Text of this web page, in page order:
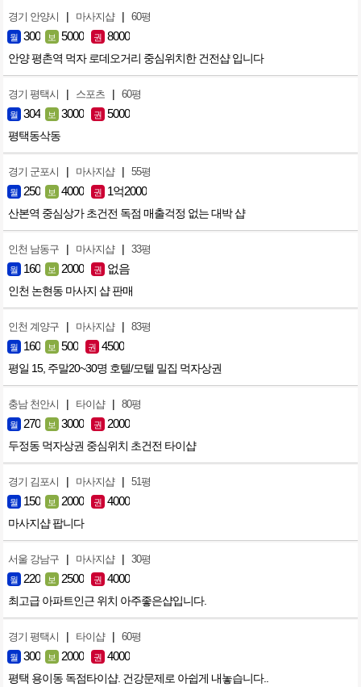
경기 안양시 | 마사지샵 | 60평
월 300 보 5000 권 8000
안양 평촌역 먹자 로데오거리 중심위치한 건전샵 입니다
경기 평택시 | 스포츠 | 60평
월 304 보 3000 권 5000
평택동삭동
경기 군포시 | 마사지샵 | 55평
월 250 보 4000 권 1억2000
산본역 중심상가 초건전 독점 매출걱정 없는 대박 샵
인천 남동구 | 마사지샵 | 33평
월 160 보 2000 권 없음
인천 논현동 마사지 샵 판매
인천 계양구 | 마사지샵 | 83평
월 160 보 500 권 4500
평일 15, 주말20~30명 호텔/모텔 밀집 먹자상권
충남 천안시 | 타이샵 | 80평
월 270 보 3000 권 2000
두정동 먹자상권 중심위치 초건전 타이샵
경기 김포시 | 마사지샵 | 51평
월 150 보 2000 권 4000
마사지샵 팝니다
서울 강남구 | 마사지샵 | 30평
월 220 보 2500 권 4000
최고급 아파트인근 위치 아주좋은샵입니다.
경기 평택시 | 타이샵 | 60평
월 300 보 2000 권 4000
평택 용이동 독점타이샵. 건강문제로 아쉽게 내놓습니다..